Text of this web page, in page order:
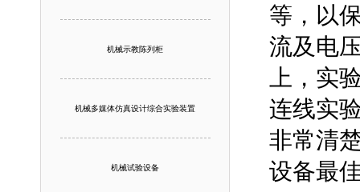
机械示教陈列柜
机械多媒体仿真设计综合实验装置
机械试验设备
等，以
流及电
上，实
连线实
非常清
设备最